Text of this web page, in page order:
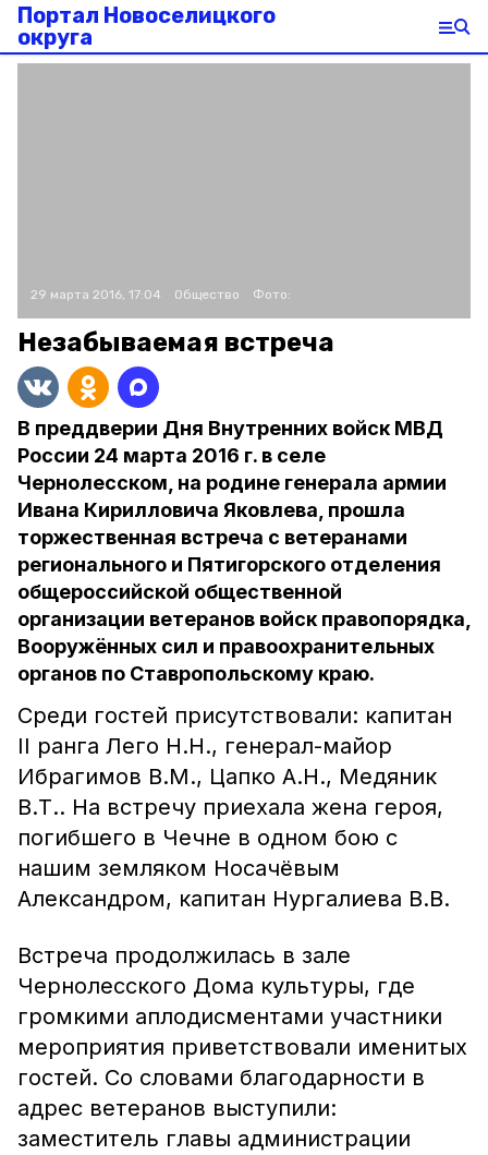
Портал Новоселицкого
округа
29 марта 2016, 17:04 Общество Фото:
Незабываемая встреча
В преддверии Дня Внутренних войск МВД
России 24 марта 2016 г. в селе
Чернолесском, на родине генерала армии
Ивана Кирилловича Яковлева, прошла
торжественная встреча с ветеранами
регионального и Пятигорского отделения
общероссийской общественной
организации ветеранов войск правопорядка,
Вооружённых сил и правоохранительных
органов по Ставропольскому краю.
Среди гостей присутствовали: капитан
ІІ ранга Лего Н.Н., генерал-майор
Ибрагимов В.М., Цапко А.Н., Медяник
В.Т.. На встречу приехала жена героя,
погибшего в Чечне в одном бою с
нашим земляком Носачёвым
Александром, капитан Нургалиева В.В.
Встреча продолжилась в зале
Чернолесского Дома культуры, где
громкими аплодисментами участники
мероприятия приветствовали именитых
гостей. Со словами благодарности в
адрес ветеранов выступили:
заместитель главы администрации